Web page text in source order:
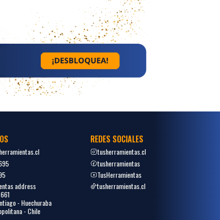
address
- Huechuraba
- Chile
REDES SOCIALES
tusherramientas.cl
tusherramientas
TusHerramientas
tusherramientas.cl